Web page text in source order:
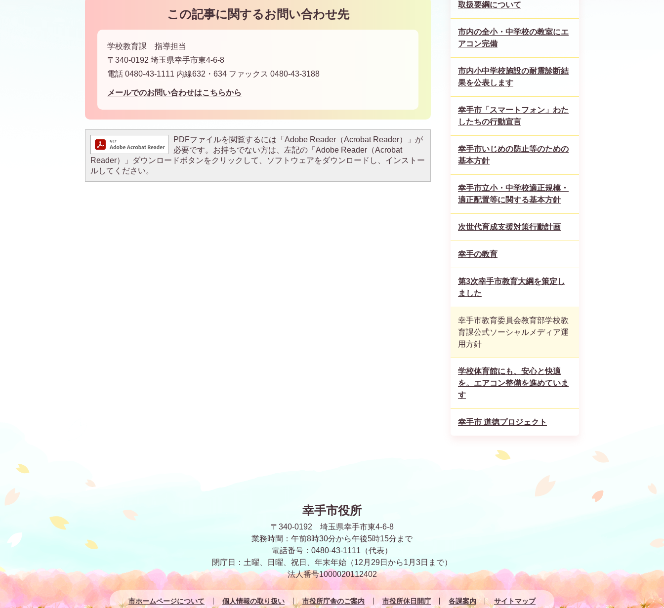
この記事に関するお問い合わせ先
学校教育課 指導担当
〒340-0192 埼玉県幸手市東4-6-8
電話 0480-43-1111 内線632・634 ファックス 0480-43-3188
メールでのお問い合わせはこちらから
PDFファイルを閲覧するには「Adobe Reader（Acrobat Reader）」が
必要です。お持ちでない方は、左記の「Adobe Reader（Acrobat
Reader）」ダウンロードボタンをクリックして、ソフトウェアをダウンロードし、インストー
ルしてください。
取扱要綱について
市内の全小・中学校の教室にエ
アコン完備
市内小中学校施設の耐震診断結
果を公表します
幸手市「スマートフォン」わた
したちの行動宣言
幸手市いじめの防止等のための
基本方針
幸手市立小・中学校適正規模・
適正配置等に関する基本方針
次世代育成支援対策行動計画
幸手の教育
第3次幸手市教育大綱を策定し
ました
幸手市教育委員会教育部学校教
育課公式ソーシャルメディア運
用方針
学校体育館にも、安心と快適
を。エアコン整備を進めていま
す
幸手市 道徳プロジェクト
幸手市役所
〒340-0192 埼玉県幸手市東4-6-8
業務時間：午前8時30分から午後5時15分まで
電話番号：0480-43-1111（代表）
閉庁日：土曜、日曜、祝日、年末年始 （12月29日から1月3日まで）
法人番号1000020112402
市ホームページについて 個人情報の取り扱い 市役所庁舎のご案内 市役所休日開庁 各課案内 サイトマップ